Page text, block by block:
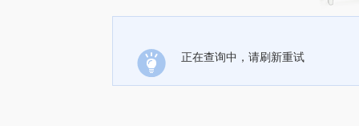
正在查询中，请刷新重试